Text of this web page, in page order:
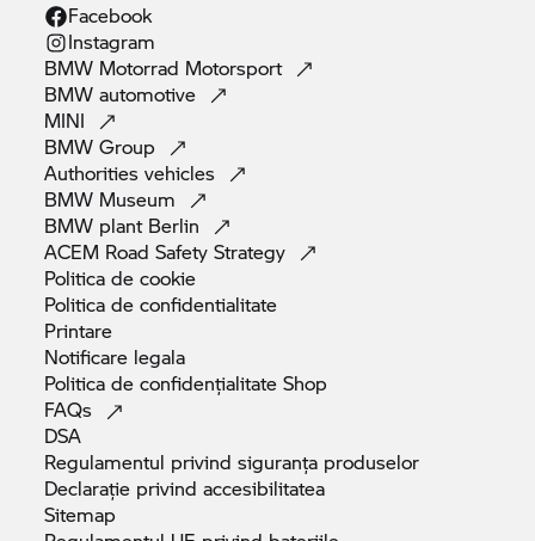
Facebook
Instagram
BMW Motorrad Motorsport
BMWautomotive
MINI
BMWGroup
Authoritiesvehicles
BMW Museum
BMW plant Berlin
ACEM Road SafetyStrategy
Politica decookie
Politica deconfidentialitate
Printare
Notificare legala
Politica de confidențialitateShop
FAQs
DSA
Regulamentul privind siguranța produselor
Declarație privindaccesibilitatea
Sitemap